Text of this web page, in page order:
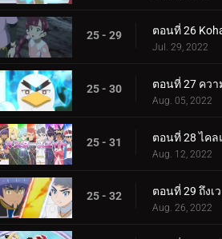
25 - 29 ตอนที่ 26
Jul. 29, 2022
25 - 30 ตอนที่ 27 คว
Aug. 05, 2022
25 - 31 ตอนที่ 28 ไค
Aug. 12, 2022
25 - 32 ตอนที่ 29 ถึงเ
Aug. 26, 2022